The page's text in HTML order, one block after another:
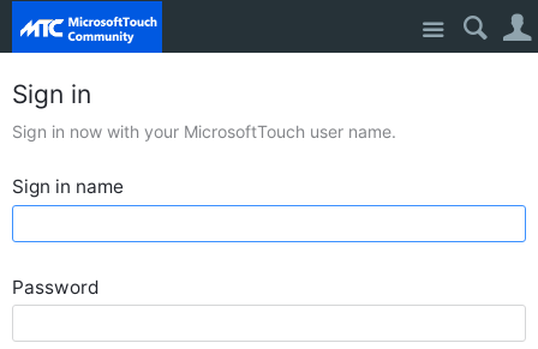
Site
Sign in
Sign in now with your MicrosoftTouch user name.
Sign in name
Password